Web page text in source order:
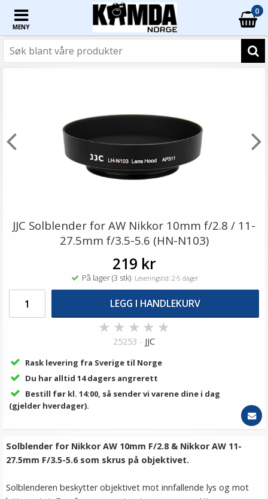
MENY
0
JJC Solblender for AW Nikkor 10mm f/2.8 / 11-
27.5mm f/3.5-5.6 (HN-N103)
219 kr
På lager (3 stk)Leveringstid: 2-5 dager
LEGG I HANDLEKURV
★ ★ ★ ★ ★
25253 - JJC
Rask levering fra Sverige til Norge
Du har alltid 14 dagers angrerett
Bestill før kl. 14:00, så sender vi varene dine i dag
(gjelder hverdager).
Solblender for Nikkor AW 10mm F/2.8 & Nikkor AW 11-
27.5mm F/3.5-5.6 som skrus på objektivet.
Solblenderen beskytter objektivet mot innfallende lys og mot